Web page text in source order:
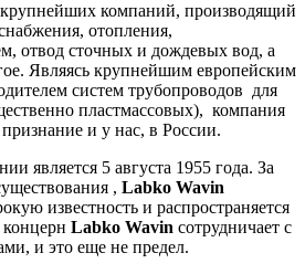
компаний, производящий
отопления,
отвод сточных и дождевых вод, а
Являясь крупнейшим европейским
систем трубопроводов для
пластмассовых), компания
и у нас, в России.
является 5 августа 1955 года. За
, Labko Wavin
известность и распространяется
Labko Wavin сотрудничает с
и это еще не предел.